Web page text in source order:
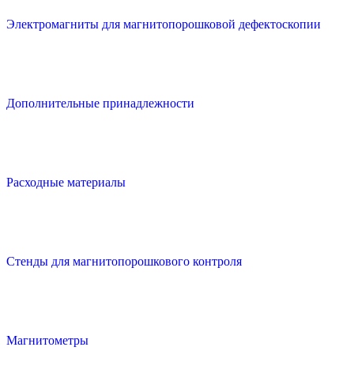
Электромагниты для магнитопорошковой дефектоскопии
Дополнительные принадлежности
Расходные материалы
Стенды для магнитопорошкового контроля
Магнитометры